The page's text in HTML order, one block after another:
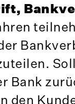
Bank
den